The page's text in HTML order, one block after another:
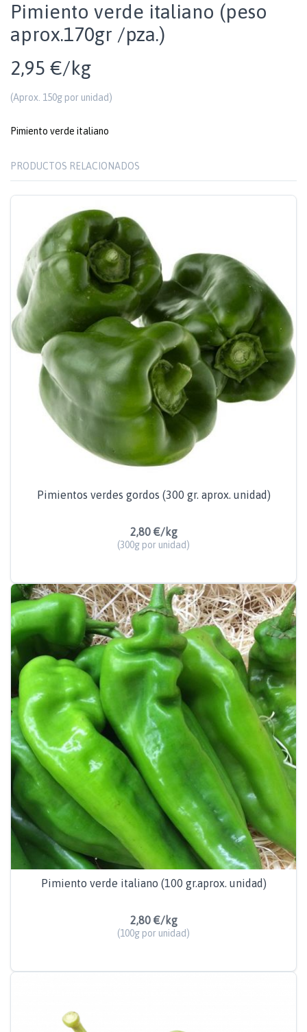
Pimiento verde italiano (peso
aprox.170gr /pza.)
2,95 €/kg
(Aprox. 150g por unidad)
Pimiento verde italiano
PRODUCTOS RELACIONADOS
Pimientos verdes gordos (300 gr. aprox. unidad)
2,80 €/kg
(300g por unidad)
Pimiento verde italiano (100 gr.aprox. unidad)
2,80 €/kg
(100g por unidad)